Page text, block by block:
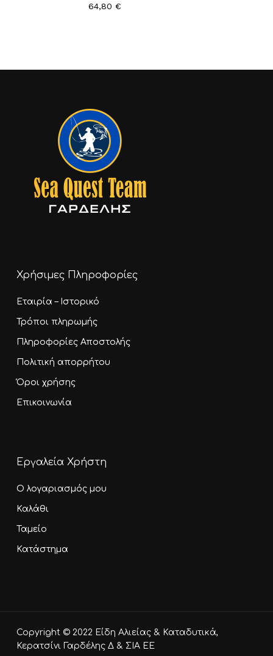
Υποσύνολο: 0,00€
Καλάθι
64,80€
Χρήσιμες Πληροφορίες
Εταιρία – Ιστορικό
Τρόποι πληρωμής
Πληροφορίες Αποστολής
Πολιτική απορρήτου
Όροι χρήσης
Επικοινωνία
Εργαλεία Χρήστη
Ο λογαριασμός μου
Καλάθι
Ταμείο
Κατάστημα
Copyright © 2022 Είδη Αλιείας & Καταδυτικά,
Κερατσίνι Γαρδέλης Δ & ΣΙΑ ΕΕ